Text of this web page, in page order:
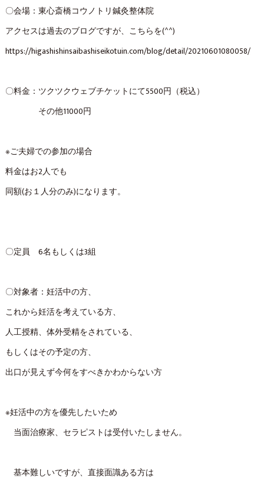
〇会場：東心斎橋コウノトリ鍼灸整体院
アクセスは過去のブログですが、こちらを(^^)
https://higashishinsaibashiseikotuin.com/blog/detail/20210601080058/
〇料金：ツクツクウェブチケットにて5500円（税込）
その他11000円
※ご夫婦での参加の場合
料金はお2人でも
同額(お１人分のみ)になります。
〇定員 6名もしくは3組
〇対象者：妊活中の方、
これから妊活を考えている方、
人工授精、体外受精をされている、
もしくはその予定の方、
出口が見えず今何をすべきかわからない方
※妊活中の方を優先したいため
当面治療家、セラピストは受付いたしません。
基本難しいですが、直接面識ある方は